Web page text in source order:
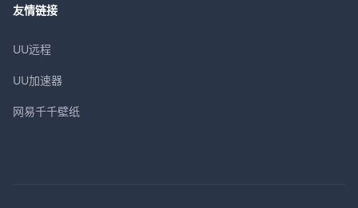
友情链接
UU远程
UU加速器
网易千千壁纸